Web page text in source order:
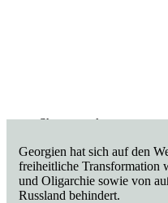
Shutter­stock
Georgien hat sich auf den
freiheit­liche Trans­for­mation
und Oligarchie sowie von
Russland behindert.